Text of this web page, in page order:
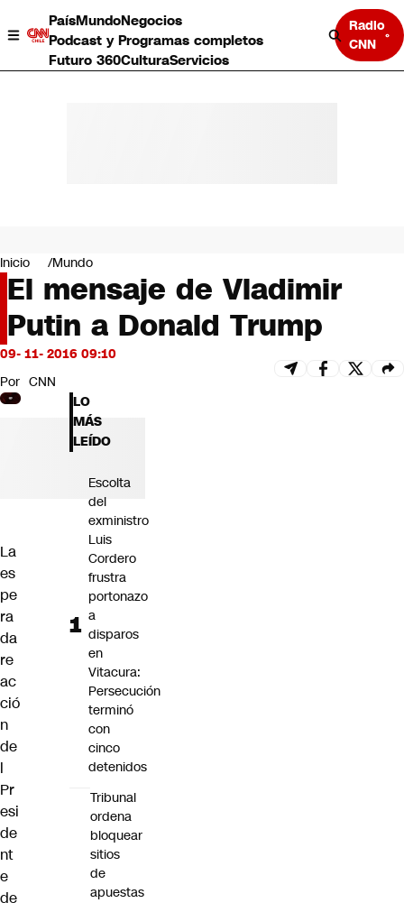
PaísMundoNegocios
Podcast y Programas completos
Futuro 360CulturaServicios
Radio
CNN
Negocios
Deportes
Programas completos
Cultura
Servicios
Bits
CNN Data
CNN tiempo
Futuro 360
Inicio Mundo
El mensaje de Vladimir
Putin a Donald Trump
09- 11- 2016 09:10
Por CNN
La
es
pe
ra
da
re
ac
ció
n
de
l
Pr
esi
de
nt
e
de
LO
MÁS
LEÍDO
Escolta
del
exministro
Luis
Cordero
frustra
portonazo
a
disparos
en
Vitacura:
Persecución
terminó
con
cinco
detenidos
Tribunal
ordena
bloquear
sitios
de
apuestas